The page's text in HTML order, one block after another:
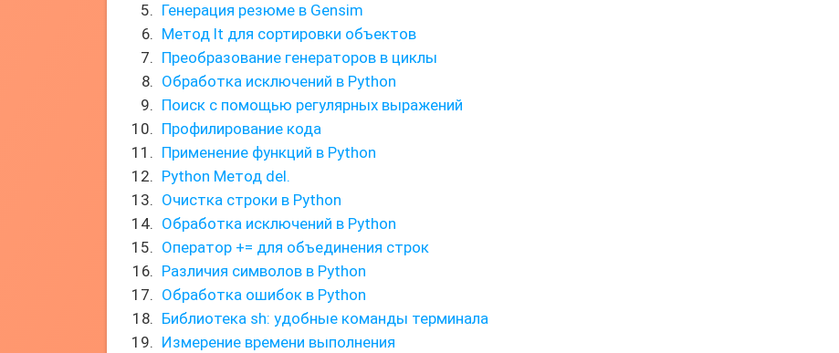
Генерация резюме в Gensim
Метод lt для сортировки объектов
Преобразование генераторов в циклы
Обработка исключений в Python
Поиск с помощью регулярных выражений
Профилирование кода
Применение функций в Python
Python Метод del.
Очистка строки в Python
Обработка исключений в Python
Оператор += для объединения строк
Различия символов в Python
Обработка ошибок в Python
Библиотека sh: удобные команды терминала
Измерение времени выполнения